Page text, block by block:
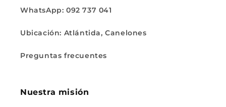
WhatsApp: 092 737 041
Ubicación: Atlántida, Canelones
Preguntas frecuentes
Nuestra misión